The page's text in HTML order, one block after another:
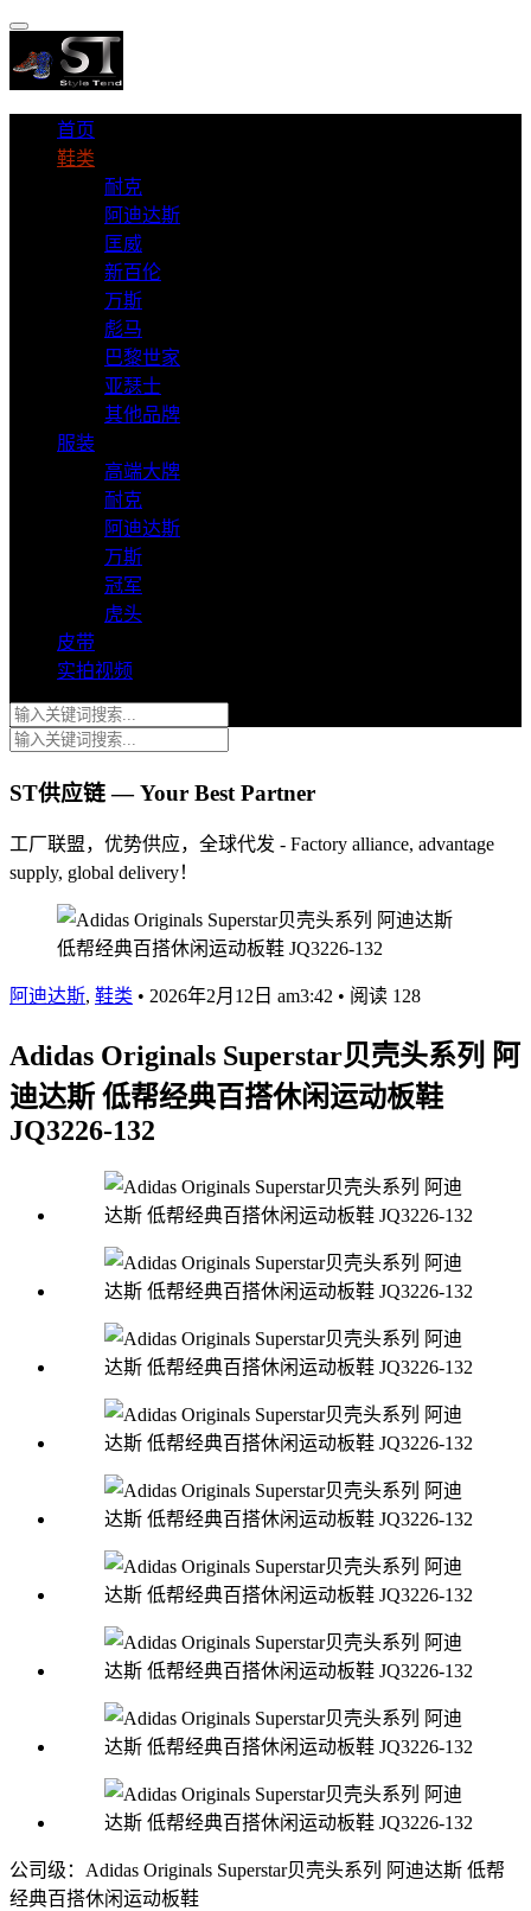
首页
鞋类
耐克
阿迪达斯
匡威
新百伦
万斯
彪马
巴黎世家
亚瑟士
其他品牌
服装
高端大牌
耐克
阿迪达斯
万斯
冠军
虎头
皮带
实拍视频
ST供应链 — Your Best Partner
工厂联盟，优势供应，全球代发 - Factory alliance, advantage
supply, global delivery！
阿迪达斯, 鞋类 • 2026年2月12日 am3:42 • 阅读 128
Adidas Originals Superstar贝壳头系列 阿
迪达斯 低帮经典百搭休闲运动板鞋
JQ3226-132
公司级：Adidas Originals Superstar贝壳头系列 阿迪达斯 低帮
经典百搭休闲运动板鞋